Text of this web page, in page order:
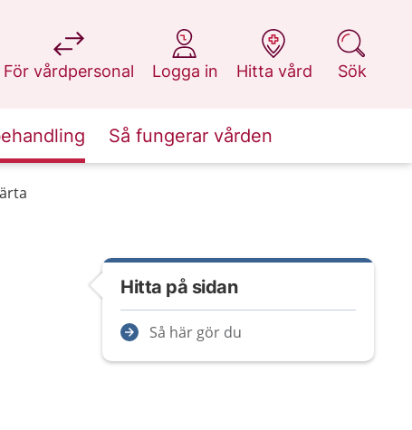
För vårdpersonal
på 1177.se
Logga in
på 1177.se
Hitta vård
på 1177.se
Sök
på 1177.se
Så fungerar vården
Hitta på sidan
Så här gör du